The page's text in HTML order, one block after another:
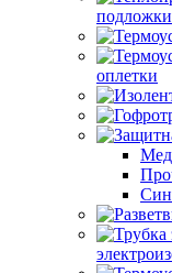
подложки
оплетки